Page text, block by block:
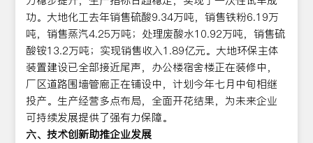
功。大地化工去年销售硫酸9.34万吨，销售铁粉6.19万
吨，销售蒸汽4.25万吨；处理废酸水10.92万吨，销售硫
酸铵13.2万吨；实现销售收入1.89亿元。大地环保主体
装置建设已全部接近尾声，办公楼宿舍楼正在装修中，
厂区道路围墙管廊正在铺设中，计划今年七月中旬相继
投产。生产经营多点布局，全面开花结果，为未来企业
可持续发展提供了强有力保障。
六、技术创新助推企业发展